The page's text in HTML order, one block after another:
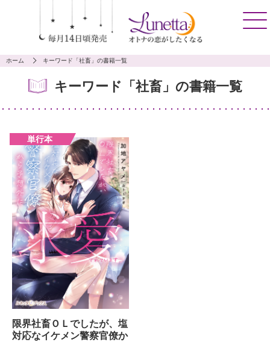
ホーム キーワード「社畜」の書籍一覧
キーワード「社畜」の書籍一覧
限界社畜ＯＬでしたが、塩
対応なイケメン警察官僚か